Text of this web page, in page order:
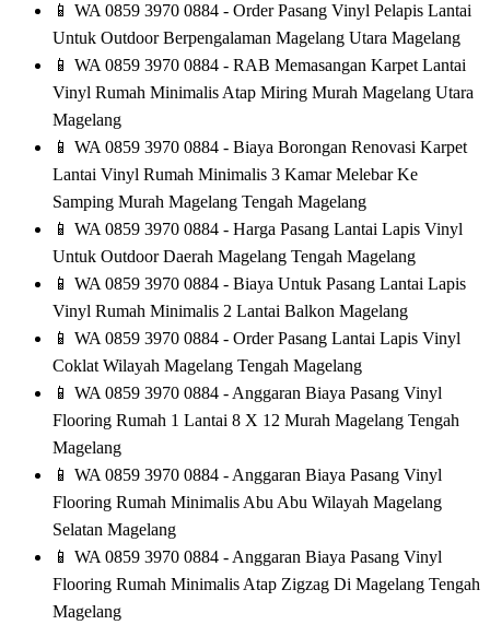
📱 WA 0859 3970 0884 - Order Pasang Vinyl Pelapis Lantai
Untuk Outdoor Berpengalaman Magelang Utara Magelang
📱 WA 0859 3970 0884 - RAB Memasangan Karpet Lantai
Vinyl Rumah Minimalis Atap Miring Murah Magelang Utara
Magelang
📱 WA 0859 3970 0884 - Biaya Borongan Renovasi Karpet
Lantai Vinyl Rumah Minimalis 3 Kamar Melebar Ke
Samping Murah Magelang Tengah Magelang
📱 WA 0859 3970 0884 - Harga Pasang Lantai Lapis Vinyl
Untuk Outdoor Daerah Magelang Tengah Magelang
📱 WA 0859 3970 0884 - Biaya Untuk Pasang Lantai Lapis
Vinyl Rumah Minimalis 2 Lantai Balkon Magelang
📱 WA 0859 3970 0884 - Order Pasang Lantai Lapis Vinyl
Coklat Wilayah Magelang Tengah Magelang
📱 WA 0859 3970 0884 - Anggaran Biaya Pasang Vinyl
Flooring Rumah 1 Lantai 8 X 12 Murah Magelang Tengah
Magelang
📱 WA 0859 3970 0884 - Anggaran Biaya Pasang Vinyl
Flooring Rumah Minimalis Abu Abu Wilayah Magelang
Selatan Magelang
📱 WA 0859 3970 0884 - Anggaran Biaya Pasang Vinyl
Flooring Rumah Minimalis Atap Zigzag Di Magelang Tengah
Magelang